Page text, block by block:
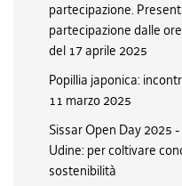
partecipazione.
partecipazione dalle
del 17 aprile 2025
Popillia japonica:
11 marzo 2025
Sissar Open Day 2025
Udine: per coltivare
sostenibilità